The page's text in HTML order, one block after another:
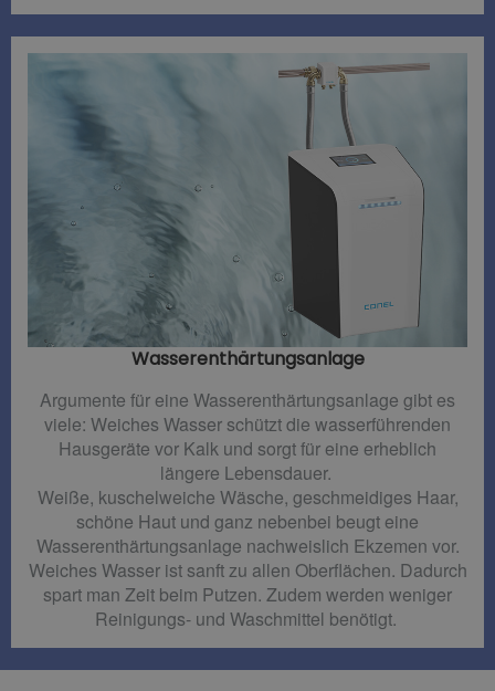
Wasserenthärtungsanlage
Argumente für eine Wasserenthärtungsanlage gibt es
viele: Weiches Wasser schützt die wasserführenden
Hausgeräte vor Kalk und sorgt für eine erheblich
längere Lebensdauer.
Weiße, kuschelweiche Wäsche, geschmeidiges Haar,
schöne Haut und ganz nebenbei beugt eine
Wasserenthärtungsanlage nachweislich Ekzemen vor.
Weiches Wasser ist sanft zu allen Oberflächen. Dadurch
spart man Zeit beim Putzen. Zudem werden weniger
Reinigungs- und Waschmittel benötigt.